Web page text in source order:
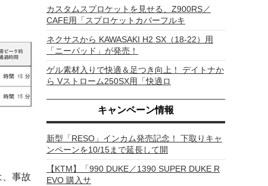
事故
カスタムスプロケットを見せる、Z900RS／
CAFE用「スプロケットカバーフルキ
ネクサスから KAWASAKI H2 SX（18-22）用
「ニーパッド」が発売！
ゲル素材入りで快適＆足つき向上！ デイトナか
ら Vストローム250SX用「快適ロ
キャンペーン情報
新型「RESO」インカム発売記念！ 下取りキャ
ンペーンを10/15まで延長して開
【KTM】「990 DUKE／1390 SUPER DUKE R
EVO 購入サ